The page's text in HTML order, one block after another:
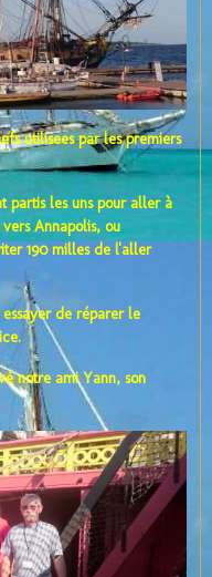
utilisees par les premiers
partis les uns pour aller à
Annapolis, ou
190 milles de l'aller
de réparer le
notre ami Yann, son